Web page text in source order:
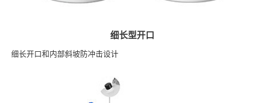
细长型开口
细长开口和内部斜坡防冲击设计